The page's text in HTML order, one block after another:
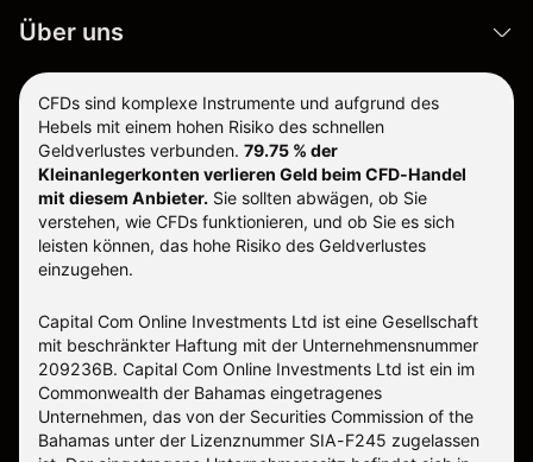
Über uns
CFDs sind komplexe Instrumente und aufgrund des
Hebels mit einem hohen Risiko des schnellen
Geldverlustes verbunden. 79.75 % der
Kleinanlegerkonten verlieren Geld beim CFD-Handel
mit diesem Anbieter. Sie sollten abwägen, ob Sie
verstehen, wie CFDs funktionieren, und ob Sie es sich
leisten können, das hohe Risiko des Geldverlustes
einzugehen.
Capital Com Online Investments Ltd ist eine Gesellschaft
mit beschränkter Haftung mit der Unternehmensnummer
209236B. Capital Com Online Investments Ltd ist ein im
Commonwealth der Bahamas eingetragenes
Unternehmen, das von der Securities Commission of the
Bahamas unter der Lizenznummer SIA-F245 zugelassen